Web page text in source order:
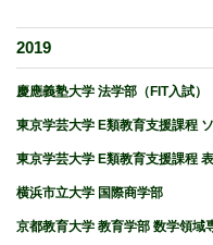
2019
慶應義塾大学 法学部（FIT入試）
東京学芸大学 E類教育支援課程
東京学芸大学 E類教育支援課程
横浜市立大学 国際商学部
京都教育大学 教育学部 数学領域